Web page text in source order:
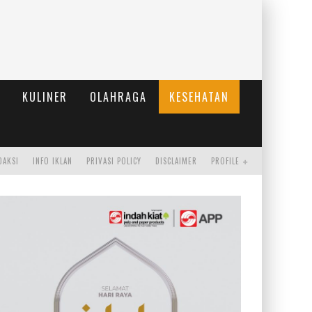
KULINER OLAHRAGA
KESEHATAN
PROFILE
DISCLAIMER
PRIVASI POLICY
INFO IKLAN